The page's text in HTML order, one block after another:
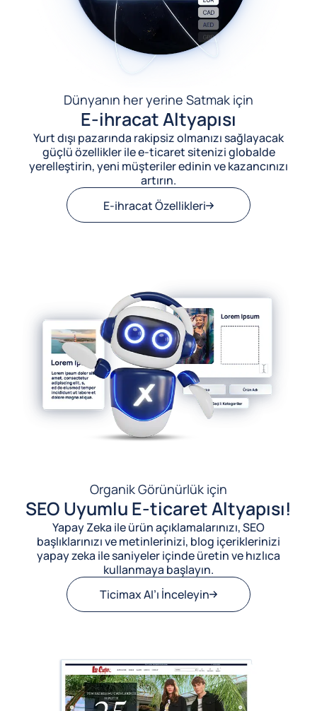
Dünyanın her yerine Satmak için
E-ihracat Altyapısı
Yurt dışı pazarında rakipsiz olmanızı sağlayacak
güçlü özellikler ile e-ticaret sitenizi globalde
yerelleştirin, yeni müşteriler edinin ve kazancınızı
artırın.
E-ihracat Özellikleri
Organik Görünürlük için
SEO Uyumlu E-ticaret Altyapısı!
Yapay Zeka ile ürün açıklamalarınızı, SEO
başlıklarınızı ve metinlerinizi, blog içeriklerinizi
yapay zeka ile saniyeler içinde üretin ve hızlıca
kullanmaya başlayın.
Ticimax AI’ı İnceleyin